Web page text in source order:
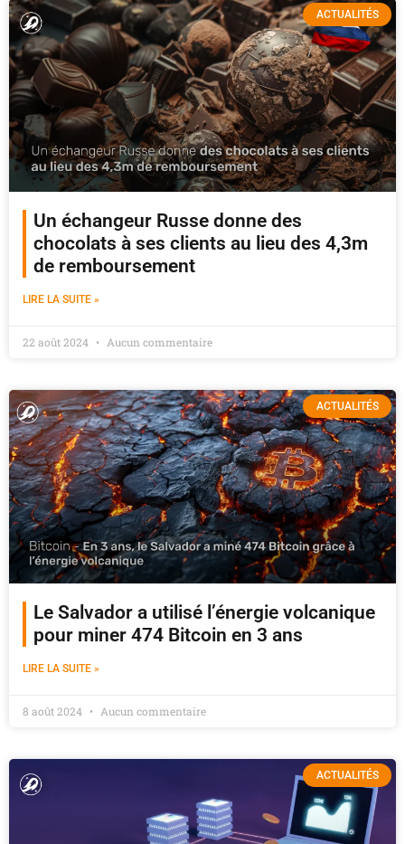
ACTUALITÉS
Un échangeur Russe donne des
chocolats à ses clients au lieu des 4,3m
de remboursement
LIRE LA SUITE »
22 août 2024 Aucun commentaire
ACTUALITÉS
Le Salvador a utilisé l’énergie volcanique
pour miner 474 Bitcoin en 3 ans
LIRE LA SUITE »
8 août 2024 Aucun commentaire
ACTUALITÉS